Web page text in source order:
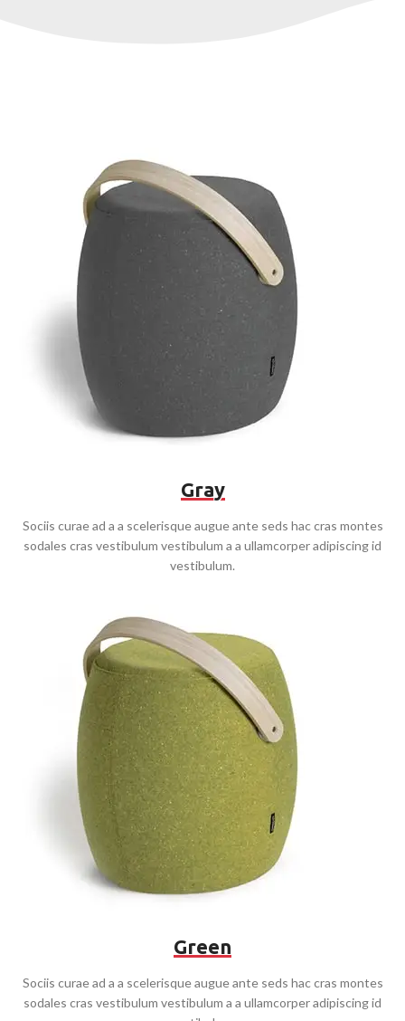
Gray
Sociis curae ad a a scelerisque augue ante seds hac cras montes
sodales cras vestibulum vestibulum a a ullamcorper adipiscing id
vestibulum.
Green
Sociis curae ad a a scelerisque augue ante seds hac cras montes
sodales cras vestibulum vestibulum a a ullamcorper adipiscing id